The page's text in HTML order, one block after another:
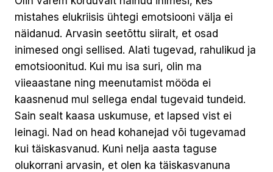
mistahes elukriisis ühtegi emotsiooni välja ei
näidanud. Arvasin seetõttu siiralt, et osad
inimesed ongi sellised. Alati tugevad, rahulikud ja
emotsioonitud. Kui mu isa suri, olin ma
viieaastane ning meenutamist mööda ei
kaasnenud mul sellega endal tugevaid tundeid.
Sain sealt kaasa uskumuse, et lapsed vist ei
leinagi. Nad on head kohanejad või tugevamad
kui täiskasvanud. Kuni nelja aasta taguse
olukorrani arvasin, et olen ka täiskasvanuna